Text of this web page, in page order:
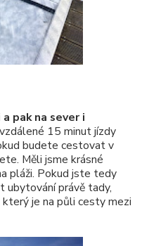
pak na sever i
15 minut jízdy
budete cestovat v
Měli jsme krásné
pláži. Pokud jste tedy
ubytování právě tady,
který je na půli cesty mezi